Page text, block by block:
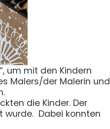
um mit den Kindern
Malers/der Malerin und
die Kinder. Der
wurde. Dabei konnten